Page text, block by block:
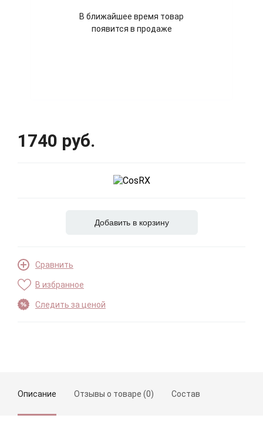
В ближайшее время товар
появится в продаже
1740 руб.
Добавить в корзину
Сравнить
В избранное
Следить за ценой
Описание Отзывы о товаре (0) Состав